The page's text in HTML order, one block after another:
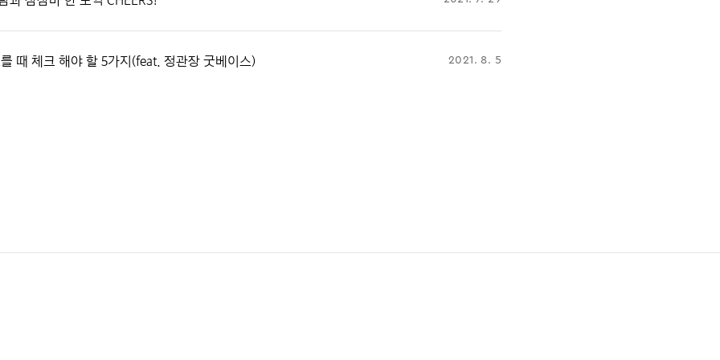
때 체크 해야 할 5가지(feat. 정관장 굿베이스) 2021. 8. 5